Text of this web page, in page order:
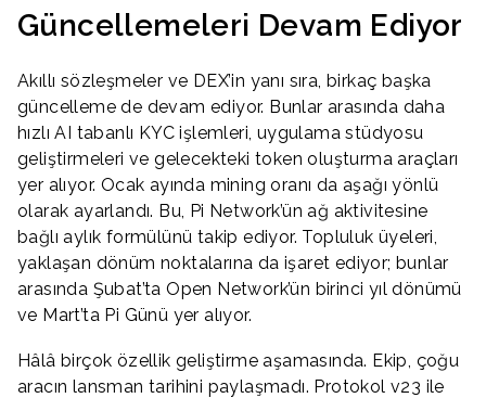
Güncellemeleri Devam Ediyor
Akıllı sözleşmeler ve DEX’in yanı sıra, birkaç başka
güncelleme de devam ediyor. Bunlar arasında daha
hızlı AI tabanlı KYC işlemleri, uygulama stüdyosu
geliştirmeleri ve gelecekteki token oluşturma araçları
yer alıyor. Ocak ayında mining oranı da aşağı yönlü
olarak ayarlandı. Bu, Pi Network’ün ağ aktivitesine
bağlı aylık formülünü takip ediyor. Topluluk üyeleri,
yaklaşan dönüm noktalarına da işaret ediyor; bunlar
arasında Şubat’ta Open Network’ün birinci yıl dönümü
ve Mart’ta Pi Günü yer alıyor.
Hâlâ birçok özellik geliştirme aşamasında. Ekip, çoğu
aracın lansman tarihini paylaşmadı. Protokol v23 ile